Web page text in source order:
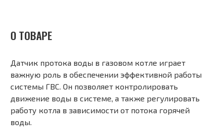
О ТОВАРЕ
Датчик протока воды в газовом котле играет
важную роль в обеспечении эффективной работы
системы ГВС. Он позволяет контролировать
движение воды в системе, а также регулировать
работу котла в зависимости от потока горячей
воды.